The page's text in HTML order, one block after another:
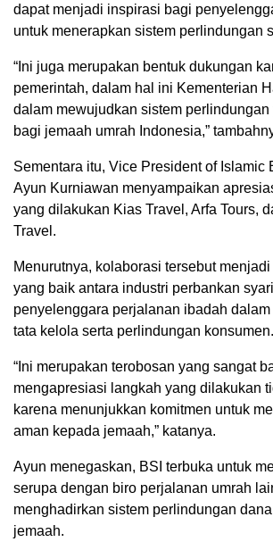
dapat menjadi inspirasi bagi
untuk menerapkan sistem perlindungan
“Ini juga merupakan bentuk dukungan
pemerintah, dalam hal ini Kementerian
dalam mewujudkan sistem
bagi jemaah umrah Indonesia,”
Sementara itu, Vice President of Islamic
Ayun Kurniawan menyampaikan
yang dilakukan Kias Travel, Arfa Tours,
Travel.
Menurutnya, kolaborasi tersebut
yang baik antara industri perbankan
penyelenggara perjalanan ibadah
tata kelola serta perlindungan konsumen.
“Ini merupakan terobosan yang sangat
mengapresiasi langkah yang dilakukan
karena menunjukkan komitmen untuk
aman kepada jemaah,” katanya.
Ayun menegaskan, BSI terbuka untuk
serupa dengan biro perjalanan umrah
menghadirkan sistem perlindungan
jemaah.